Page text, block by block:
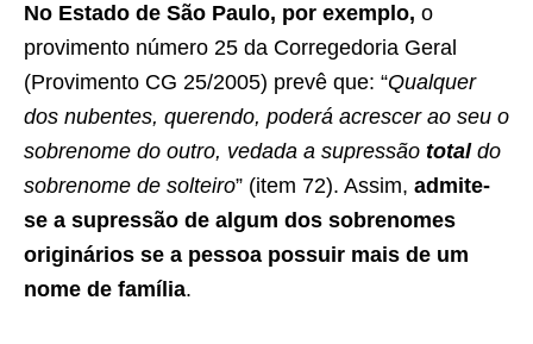
No Estado de São Paulo, por exemplo, o
provimento número 25 da Corregedoria Geral
(Provimento CG 25/2005) prevê que: “Qualquer
dos nubentes, querendo, poderá acrescer ao seu o
sobrenome do outro, vedada a supressão total do
sobrenome de solteiro” (item 72). Assim, admite-
se a supressão de algum dos sobrenomes
originários se a pessoa possuir mais de um
nome de família.